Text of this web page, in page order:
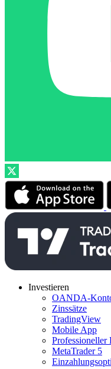
Investieren
OANDA-
Zinssätze
TradingView
Mobile App
Professioneller
MetaTrader 5